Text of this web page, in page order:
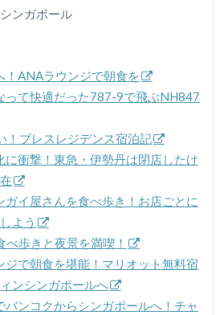
ンガポール
！ANAラウンジで朝食を
って快適だった787-9で飛ぶNH847
！ブレスレジデンス宿泊記
に衝撃！東急・伊勢丹は閉店したけ
ガイ屋さんを食べ歩き！お店ごとに
よう
べ歩きと夜景を満喫！
ジで朝食を堪能！マリオット無料宿
ンシンガポールへ
バンコクからシンガポールへ！チャ